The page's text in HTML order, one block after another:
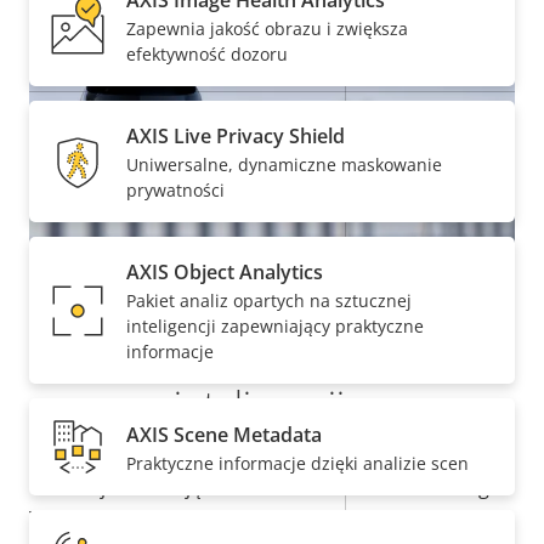
Wsparcie sztucznej
inteligencji z
zaawansowanymi funkcjami
Ta oparta na AI kamera jest wyposażona w moduł
pamięci)
Temperatura pracy
Do użytku na zewnątrz
Klasa odporności na
Do przemalowywania
Funkcje analizy
nieruchomości
Zapewnia jakość obrazu i zwiększa
efektywność dozoru
AXIS Live Privacy Shield
Uniwersalne, dynamiczne maskowanie
prywatności
AXIS Object Analytics
Pakiet analiz opartych na sztucznej
inteligencji zapewniający praktyczne
informacje
AXIS Scene Metadata
Praktyczne informacje dzięki analizie scen